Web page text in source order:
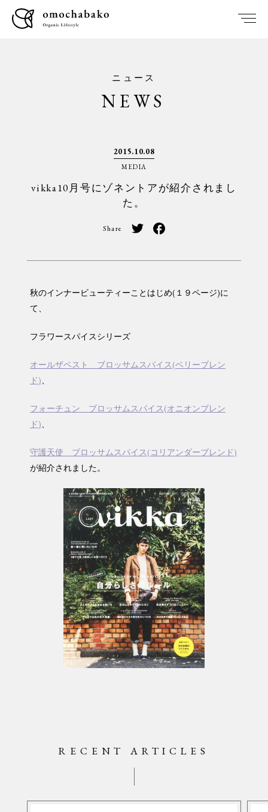
ニュース
NEWS
2015.10.08
MEDIA
vikka10月号にゾネントアが紹介されまし
た。
Share
秋のインナービューティーことはじめ(１９ページ)に
て、
フラワースパイスシリーズ
オールザベスト ブロッサムスパイス(ベリーブレン
ド)、
フォーチュン ブロッサムスパイス(オニオンブレン
ド)、
守護天使 ブロッサムスパイス(コリアンダーブレンド)
が紹介されました。
RECENT ARTICLES